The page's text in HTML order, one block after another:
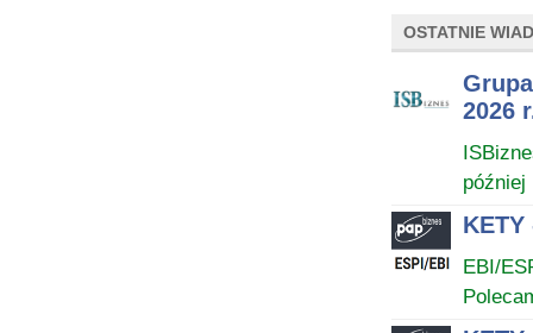
OSTATNIE
2026
później
EBI/